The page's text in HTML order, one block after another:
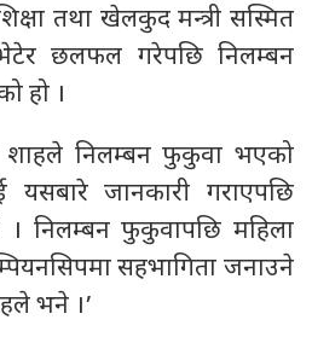
तथा खेलकुद मन्त्री सस्मित
छलफल गरेपछि निलम्बन
हो ।
शाहले निलम्बन फुकुवा भएको
यसबारे जानकारी गराएपछि
। निलम्बन फुकुवापछि महिला
सहभागिता जनाउने
भने ।’